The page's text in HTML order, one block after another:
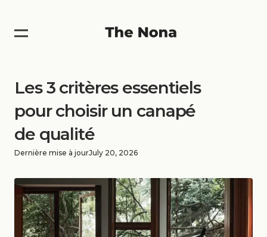
Les 3 critères essentiels
pour choisir un canapé
de qualité
Dernière mise à jourJuly 20, 2026